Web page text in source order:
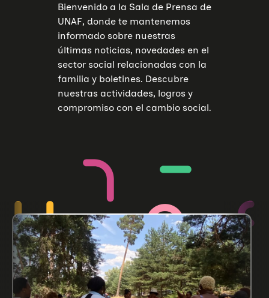
Bienvenido a la Sala de Prensa de
UNAF, donde te mantenemos
informado sobre nuestras
últimas noticias, novedades en el
sector social relacionadas con la
familia y boletines. Descubre
nuestras actividades, logros y
compromiso con el cambio social.